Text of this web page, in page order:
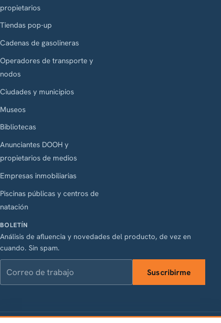
propietarios
Tiendas pop-up
Cadenas de gasolineras
Operadores de transporte y
nodos
Ciudades y municipios
Museos
Bibliotecas
Anunciantes DOOH y
propietarios de medios
Empresas inmobiliarias
Piscinas públicas y centros de
natación
BOLETÍN
Análisis de afluencia y novedades del producto, de vez en
cuando. Sin spam.
Suscribirme
LinkedIn Instagram Facebook X